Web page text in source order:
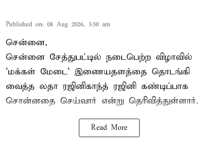
Published on: 08 Aug 2026, 3:50 am
சென்னை,
சென்னை சேத்துபட்டில் நடைபெற்ற விழாவில்
'மக்கள் மேடை' இணையதளத்தை தொடங்கி
வைத்த லதா ரஜினிகாந்த் ரஜினி கண்டிப்பாக
சொன்னதை செய்வார் என்று தெரிவித்துள்ளார்.
Read More